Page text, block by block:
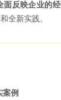
面反映企业的
全新实践。
案例